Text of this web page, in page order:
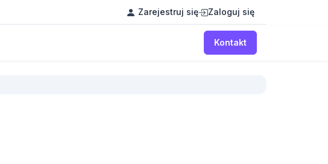
Zarejestruj się Zaloguj się
Kontakt